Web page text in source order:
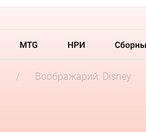
MTG НРИ
Воображарий: Disney